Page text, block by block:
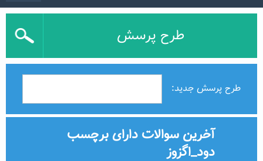
طرح پرسش
طرح پرسش جدید:
آخرین سوالات دارای برچسب
دود_اگزوز